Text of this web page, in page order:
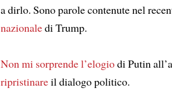
a dirlo. Sono parole contenute nel
nazionaledi Trump.
Non mi sorprendel’elogiodi Putin
ripristinareil dialogo politico.